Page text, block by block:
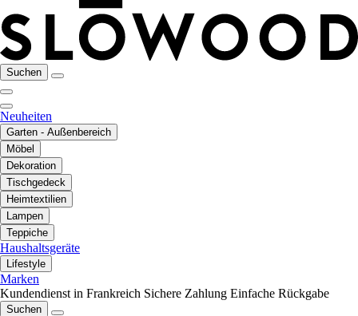
Suchen
Neuheiten
Garten - Außenbereich
Möbel
Dekoration
Tischgedeck
Heimtextilien
Lampen
Teppiche
Haushaltsgeräte
Lifestyle
Marken
Kundendienst in Frankreich Sichere Zahlung Einfache Rückgabe
Suchen